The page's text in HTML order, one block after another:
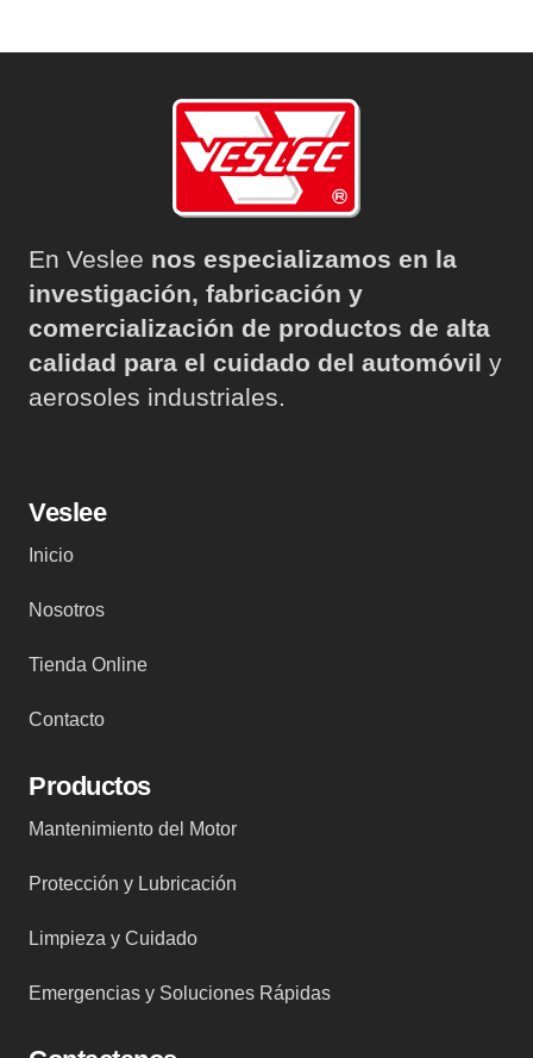
En Veslee nos especializamos en la
investigación, fabricación y
comercialización de productos de alta
calidad para el cuidado del automóvil y
aerosoles industriales.
Veslee
Inicio
Nosotros
Tienda Online
Contacto
Productos
Mantenimiento del Motor
Protección y Lubricación
Limpieza y Cuidado
Emergencias y Soluciones Rápidas